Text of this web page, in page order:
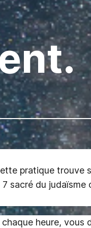
pratique trouve
sacré du
heure, vous